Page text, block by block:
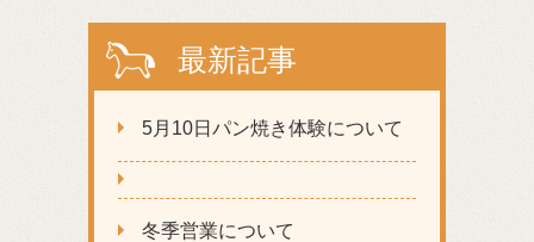
最新記事
5月10日パン焼き体験について
冬季営業について